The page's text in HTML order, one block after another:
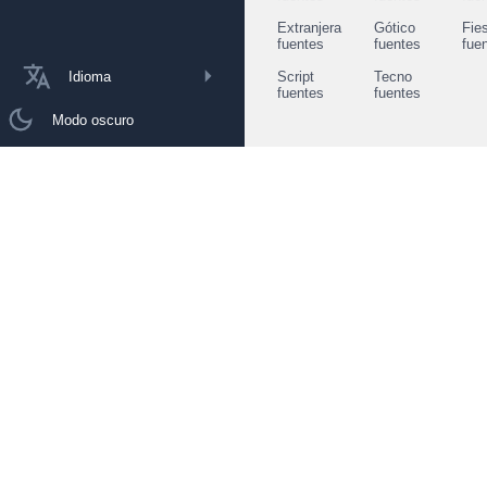
Idioma
Modo oscuro
Extranjera
fuentes
Gótico
fuentes
Script
fuentes
Tecno
fuentes